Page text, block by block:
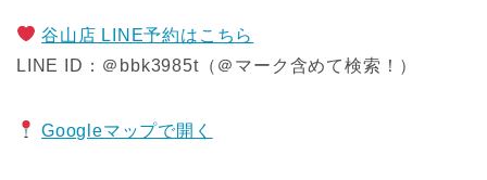
谷山店 LINE予約はこちら
LINE ID：＠bbk3985t（＠マーク含めて検索！）
Googleマップで開く